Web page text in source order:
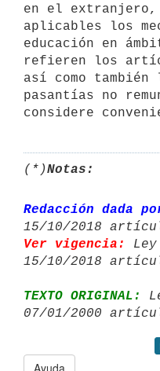
en el extranjero,
aplicables los
educación en
refieren los
así como también
pasantías no
(*)Notas:
Redacción dada
15/10/2018
Ver vigencia:
15/10/2018
TEXTO ORIGINAL:
07/01/2000
Ayuda